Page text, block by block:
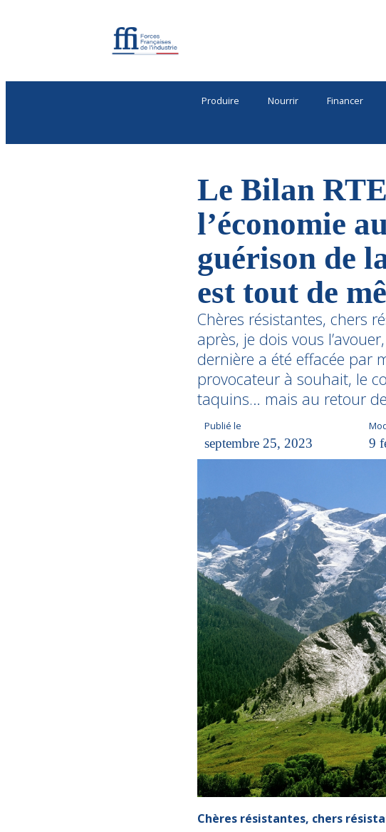
Produire Nourrir Financer
Le Bilan
l’économie
guérison de
est tout de
Chères résistantes, chers
après, je dois vous
dernière a été effacée par
provocateur à souhait, le
taquins… mais au retour
Publié le
septembre 25, 2023 9
Chères résistantes, chers